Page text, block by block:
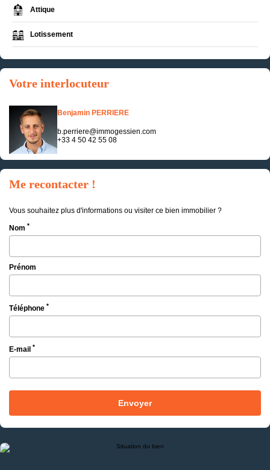
Attique
Lotissement
Votre interlocuteur
Benjamin PERRIERE
b.perriere@immogessien.com
+33 4 50 42 55 08
Me recontacter !
Vous souhaitez plus d'informations ou visiter ce bien immobilier ?
Nom *
Prénom
Téléphone *
E-mail *
Envoyer